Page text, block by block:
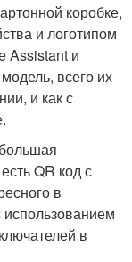
коробке,
и логотипом
Assistant и
всего их
и как с
QR код с
в
в